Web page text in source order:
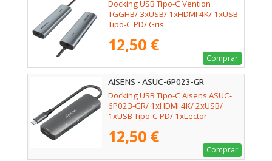
Docking USB Tipo-C Vention
TGGHB/ 3xUSB/ 1xHDMI 4K/ 1xUSB
Tipo-C PD/ Gris
12,50 €
Comprar
AISENS - ASUC-6P023-GR
Docking USB Tipo-C Aisens ASUC-
6P023-GR/ 1xHDMI 4K/ 2xUSB/
1xUSB Tipo-C PD/ 1xLector
12,50 €
Comprar